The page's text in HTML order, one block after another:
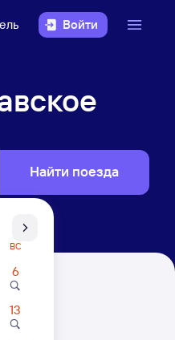
Войти
Найти поезда
ВС
6
13